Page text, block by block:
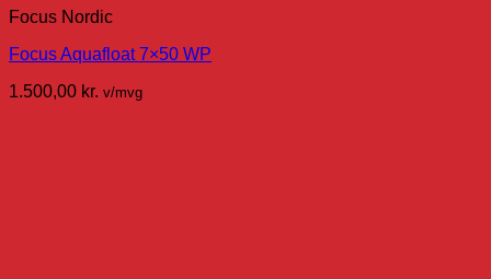
Focus Nordic
Focus Aquafloat 7×50 WP
1.500,00 kr. v/mvg